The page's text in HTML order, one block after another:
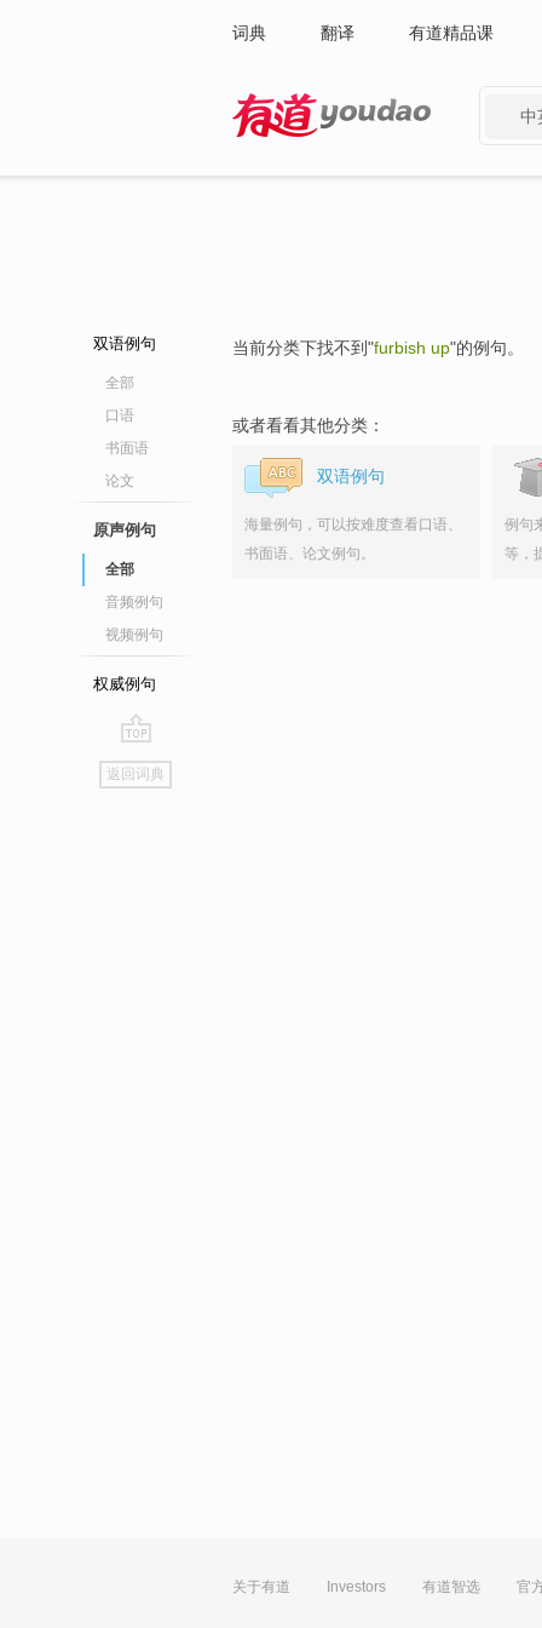
词典 翻译 有道精品课
中
双语例句
全部
口语
书面语
论文
原声例句
全部
音频例句
视频例句
权威例句
go
top
返回词典
当前分类下找不到"furbish up"的例句。
或者看看其他分类：
双语例句
海量例句，可以按难度查看口语、
书面语、论文例句。
例句
等，
关于有道 Investors 有道智选 官